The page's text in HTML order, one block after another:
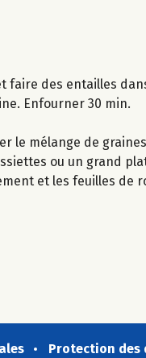
des entailles
Enfourner 30 min.
le mélange de
ou un grand
et les feuilles de
Protection des